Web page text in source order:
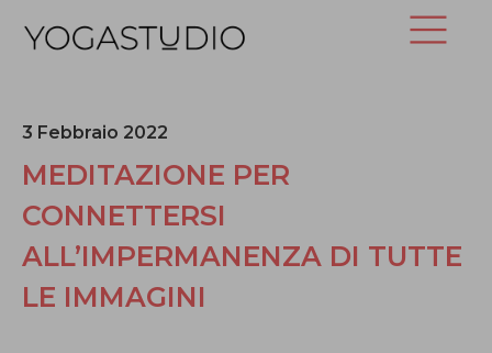
3 Febbraio 2022
MEDITAZIONE PER
CONNETTERSI
ALL’IMPERMANENZA DI TUTTE
LE IMMAGINI